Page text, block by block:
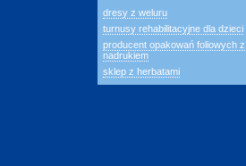
dresy z weluru
turnusy rehabilitacyjne dla dzieci
producent opakowań foliowych z
nadrukiem
sklep z herbatami